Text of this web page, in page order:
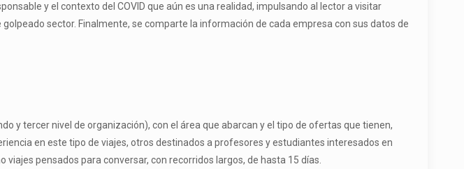
y el contexto del COVID que aún es una realidad, impulsando al lector a visitar
sector. Finalmente, se comparte la información de cada empresa con sus datos de
y tercer nivel de organización), con el área que abarcan y el tipo de ofertas que tienen,
en este tipo de viajes, otros destinados a profesores y estudiantes interesados en
pensados para conversar, con recorridos largos, de hasta 15 días.